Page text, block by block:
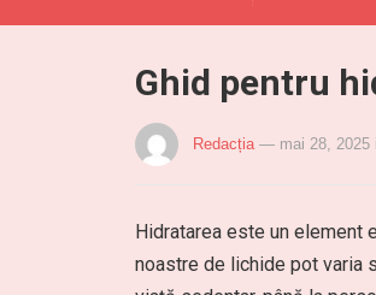
Ghid pentru
Redacția — mai 28, 2025
Hidratarea este un element
noastre de lichide pot varia